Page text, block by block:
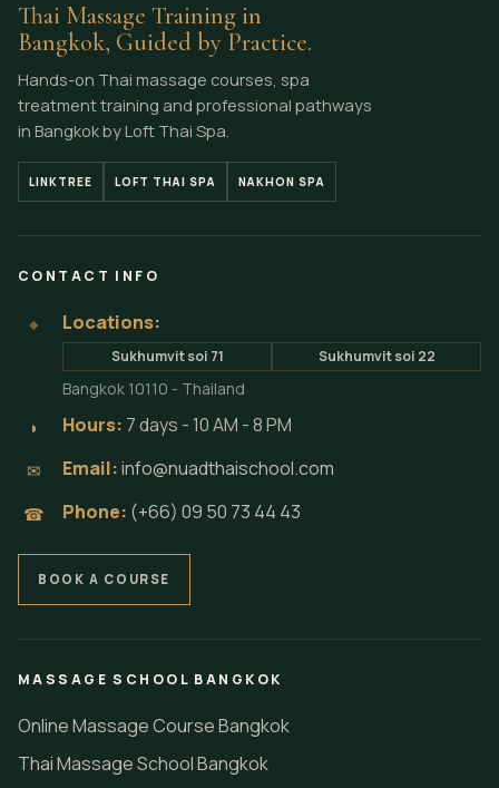
Thai Massage Training in
Bangkok, Guided by Practice.
Hands-on Thai massage courses, spa
treatment training and professional pathways
in Bangkok by Loft Thai Spa.
LINKTREE LOFT THAI SPA NAKHON SPA
CONTACT INFO
⌖ Locations:
Sukhumvit soi 71 Sukhumvit soi 22
Bangkok 10110 - Thailand
◗ Hours: 7 days - 10 AM - 8 PM
✉ Email:info@nuadthaischool.com
☎ Phone: (+66) 09 50 73 44 43
BOOK A COURSE
MASSAGE SCHOOL BANGKOK
Online Massage Course Bangkok
Thai Massage School Bangkok